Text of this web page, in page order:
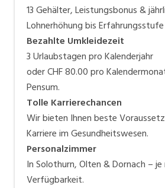
13 Gehälter, Leistungsbonus &
Lohnerhöhung bis
Bezahlte Umkleidezeit
3 Urlaubstagen pro Kalenderjahr
oder CHF 80.00 pro
Pensum.
Tolle Karrierechancen
Wir bieten Ihnen beste
Karriere im Gesundheitswesen.
Personalzimmer
In Solothurn, Olten & Dornach – je
Verfügbarkeit.